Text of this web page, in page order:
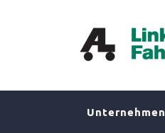
Unternehmen